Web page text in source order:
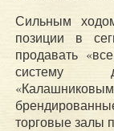
Сильным
позиции в
продавать
систему
торговые залы